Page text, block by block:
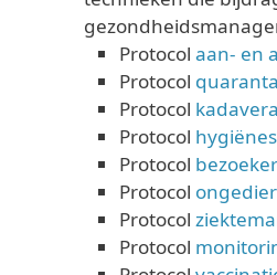
Protocol aan- en
Protocol
Protocol
Protocol
Protocol
Protocol
Protocol
Protocol